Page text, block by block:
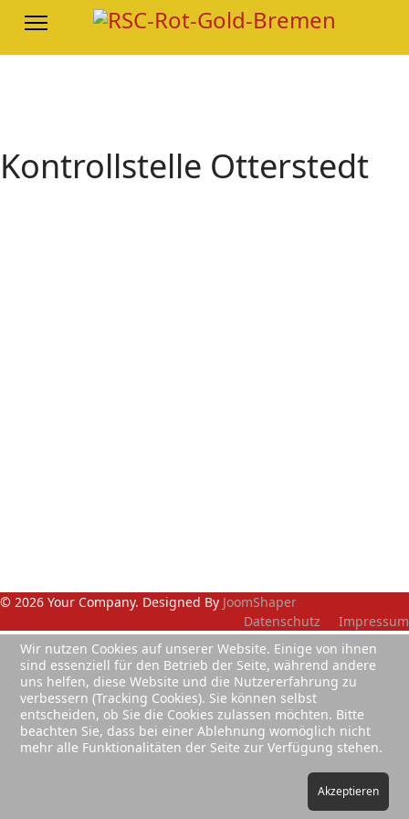
Kontrollstelle Otterstedt
© 2026 Your Company. Designed By JoomShaper
Datenschutz
Impressum
Wir nutzen Cookies auf unserer Website. Einige von ihnen
sind essenziell für den Betrieb der Seite, während andere
uns helfen, diese Website und die Nutzererfahrung zu
verbessern (Tracking Cookies). Sie können selbst
entscheiden, ob Sie die Cookies zulassen möchten. Bitte
beachten Sie, dass bei einer Ablehnung womöglich nicht
mehr alle Funktionalitäten der Seite zur Verfügung stehen.
Akzeptieren